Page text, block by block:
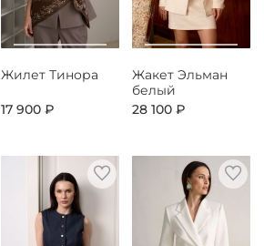
Жилет Тинора
17 900 ₽
Жакет Эльман
белый
28 100 ₽